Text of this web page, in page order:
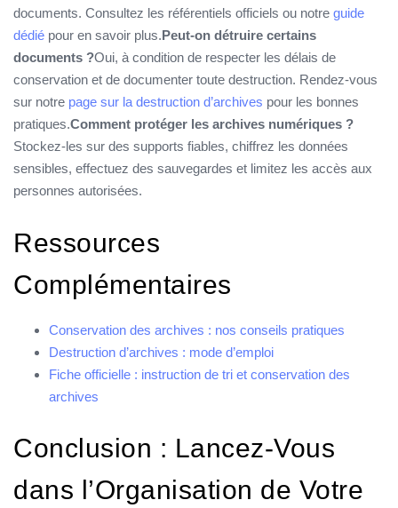
documents. Consultez les référentiels officiels ou notre guide
dédié pour en savoir plus.Peut-on détruire certains
documents ?Oui, à condition de respecter les délais de
conservation et de documenter toute destruction. Rendez-vous
sur notre page sur la destruction d’archives pour les bonnes
pratiques.Comment protéger les archives numériques ?
Stockez-les sur des supports fiables, chiffrez les données
sensibles, effectuez des sauvegardes et limitez les accès aux
personnes autorisées.
Ressources
Complémentaires
Conservation des archives : nos conseils pratiques
Destruction d’archives : mode d’emploi
Fiche officielle : instruction de tri et conservation des
archives
Conclusion : Lancez-Vous
dans l’Organisation de Votre